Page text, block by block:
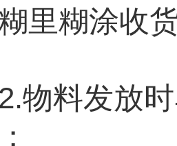
里糊涂收
料发放时